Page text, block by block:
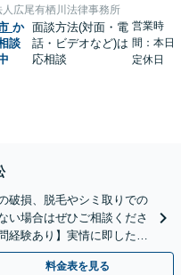
人広尾有栖川法律事務所
か
談
面談方法(対面・電
話・ビデオなど)は
応相談
営業時
間：本日
定休日
破損、脱毛やシミ取りでの
い場合はぜひご相談くださ
経験あり】実情に即したア
を目指します。
料金表を見る